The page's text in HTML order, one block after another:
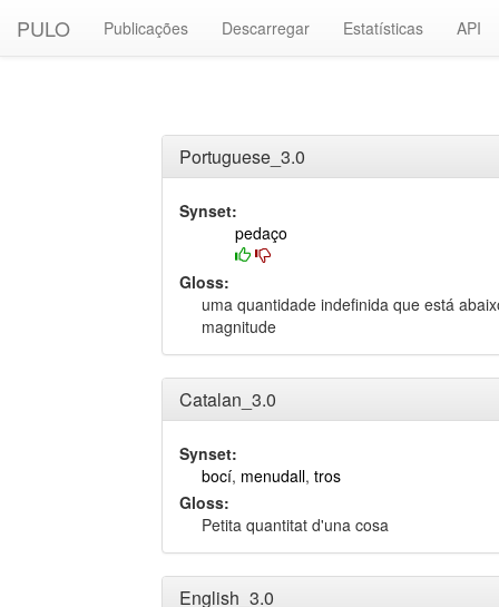
PULO Publicações Descarregar Estatísticas API
Portuguese_3.0
Synset:
pedaço
Gloss:
uma quantidade indefinida que está
magnitude
Catalan_3.0
Synset:
bocí, menudall, tros
Gloss:
Petita quantitat d'una cosa
English_3.0